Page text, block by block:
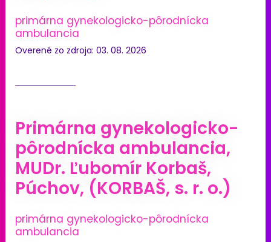
primárna gynekologicko-pôrodnícka
ambulancia
Overené zo zdroja: 03. 08. 2026
Primárna gynekologicko-
pôrodnícka ambulancia,
MUDr. Ľubomír Korbaš,
Púchov, (KORBAŠ, s. r. o.)
primárna gynekologicko-pôrodnícka
ambulancia